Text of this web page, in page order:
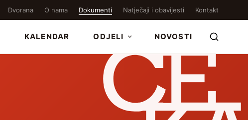
Dvorana O nama Dokumenti Natječaji i obavijesti Kontakt
KALENDAR ODJELI NOVOSTI